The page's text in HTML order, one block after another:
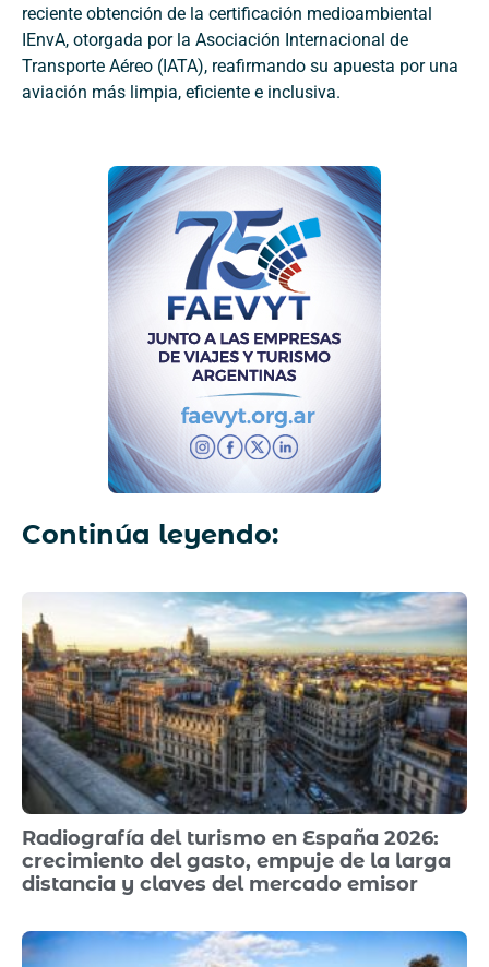
reciente obtención de la certificación medioambiental
IEnvA, otorgada por la Asociación Internacional de
Transporte Aéreo (IATA), reafirmando su apuesta por una
aviación más limpia, eficiente e inclusiva.
Continúa leyendo:
Radiografía del turismo en España 2026:
crecimiento del gasto, empuje de la larga
distancia y claves del mercado emisor